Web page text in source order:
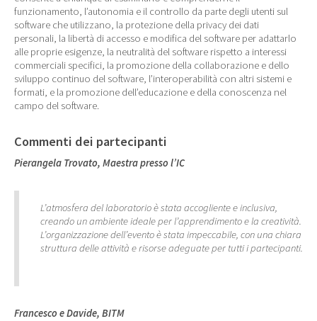
funzionamento, l’autonomia e il controllo da parte degli utenti sul
software che utilizzano, la protezione della privacy dei dati
personali, la libertà di accesso e modifica del software per adattarlo
alle proprie esigenze, la neutralità del software rispetto a interessi
commerciali specifici, la promozione della collaborazione e dello
sviluppo continuo del software, l’interoperabilità con altri sistemi e
formati, e la promozione dell’educazione e della conoscenza nel
campo del software.
Commenti dei partecipanti
Pierangela Trovato, Maestra presso l’IC
L’atmosfera del laboratorio è stata accogliente e inclusiva,
creando un ambiente ideale per l’apprendimento e la creatività.
L’organizzazione dell’evento è stata impeccabile, con una chiara
struttura delle attività e risorse adeguate per tutti i partecipanti.
Francesco e Davide, BITM